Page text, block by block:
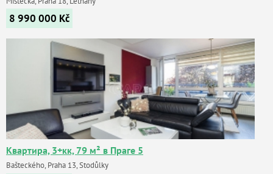
8 990 000 Kč
Квартира, 3+кк, 79 м² в Праге 5
Bašteckého, Praha 13, Stodůlky